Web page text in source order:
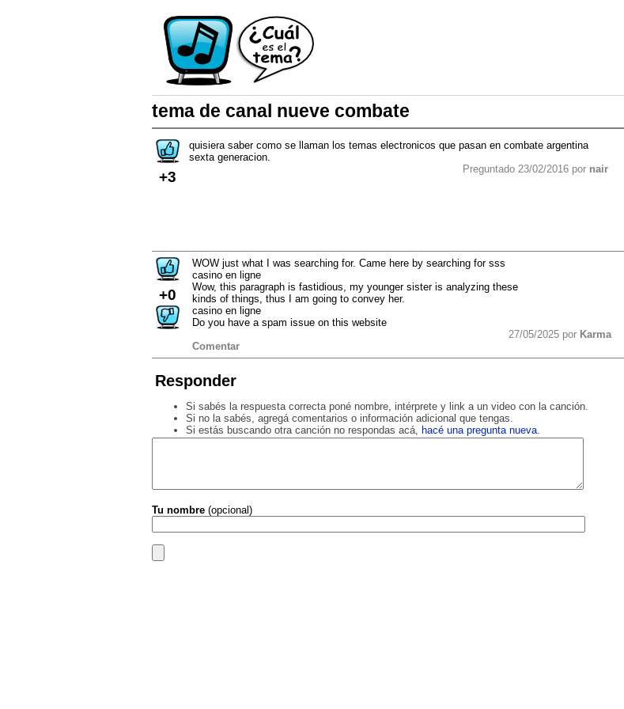
tema de canal nueve combate
+3
quisiera saber como se llaman los temas electronicos que pasan en combate argentina
sexta generacion.
Preguntado 23/02/2016 por nair
+0
WOW just what I was searching for. Came here by searching for sss
casino en ligne
Wow, this paragraph is fastidious, my younger sister is analyzing these
kinds of things, thus I am going to convey her.
casino en ligne
Do you have a spam issue on this website
27/05/2025 por Karma
Comentar
Responder
Si sabés la respuesta correcta poné nombre, intérprete y link a un video con la canción.
Si no la sabés, agregá comentarios o información adicional que tengas.
Si estás buscando otra canción no respondas acá,
hacé una pregunta nueva.
Tu nombre (opcional)